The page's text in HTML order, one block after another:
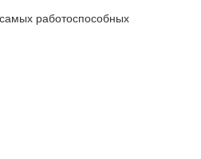
работоспособных